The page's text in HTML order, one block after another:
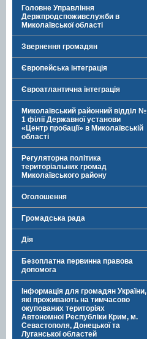
Головне Управління
Держпродспоживслужби в
Миколаївської області
Звернення громадян
Європейська інтеграція
Євроатлантична інтеграція
Миколаївський районний відділ №
1 філії Державної установи
«Центр пробації» в Миколаївській
області
Регуляторна політика
територіальних громад
Миколаївського району
Оголошення
Громадська рада
Дія
Безоплатна первинна правова
допомога
Інформація для громадян України,
які проживають на тимчасово
окупованих територіях
Автономної Республіки Крим, м.
Севастополя, Донецької та
Луганської областей